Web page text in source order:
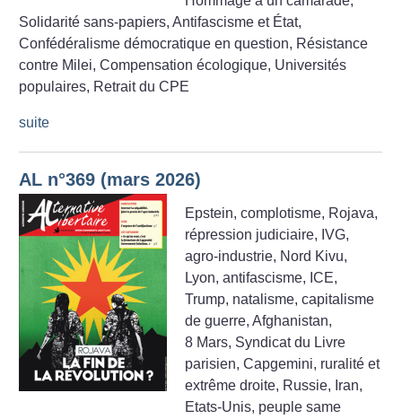
Solidarité sans-papiers, Antifascisme et État,
Confédéralisme démocratique en question, Résistance
contre Milei, Compensation écologique, Universités
populaires, Retrait du CPE
suite
AL n°369 (mars 2026)
Epstein, complotisme, Rojava,
répression judiciaire, IVG,
agro-industrie, Nord Kivu,
Lyon, antifascisme, ICE,
Trump, natalisme, capitalisme
de guerre, Afghanistan,
8 Mars, Syndicat du Livre
parisien, Capgemini, ruralité et
extrême droite, Russie, Iran,
Etats-Unis, peuple same